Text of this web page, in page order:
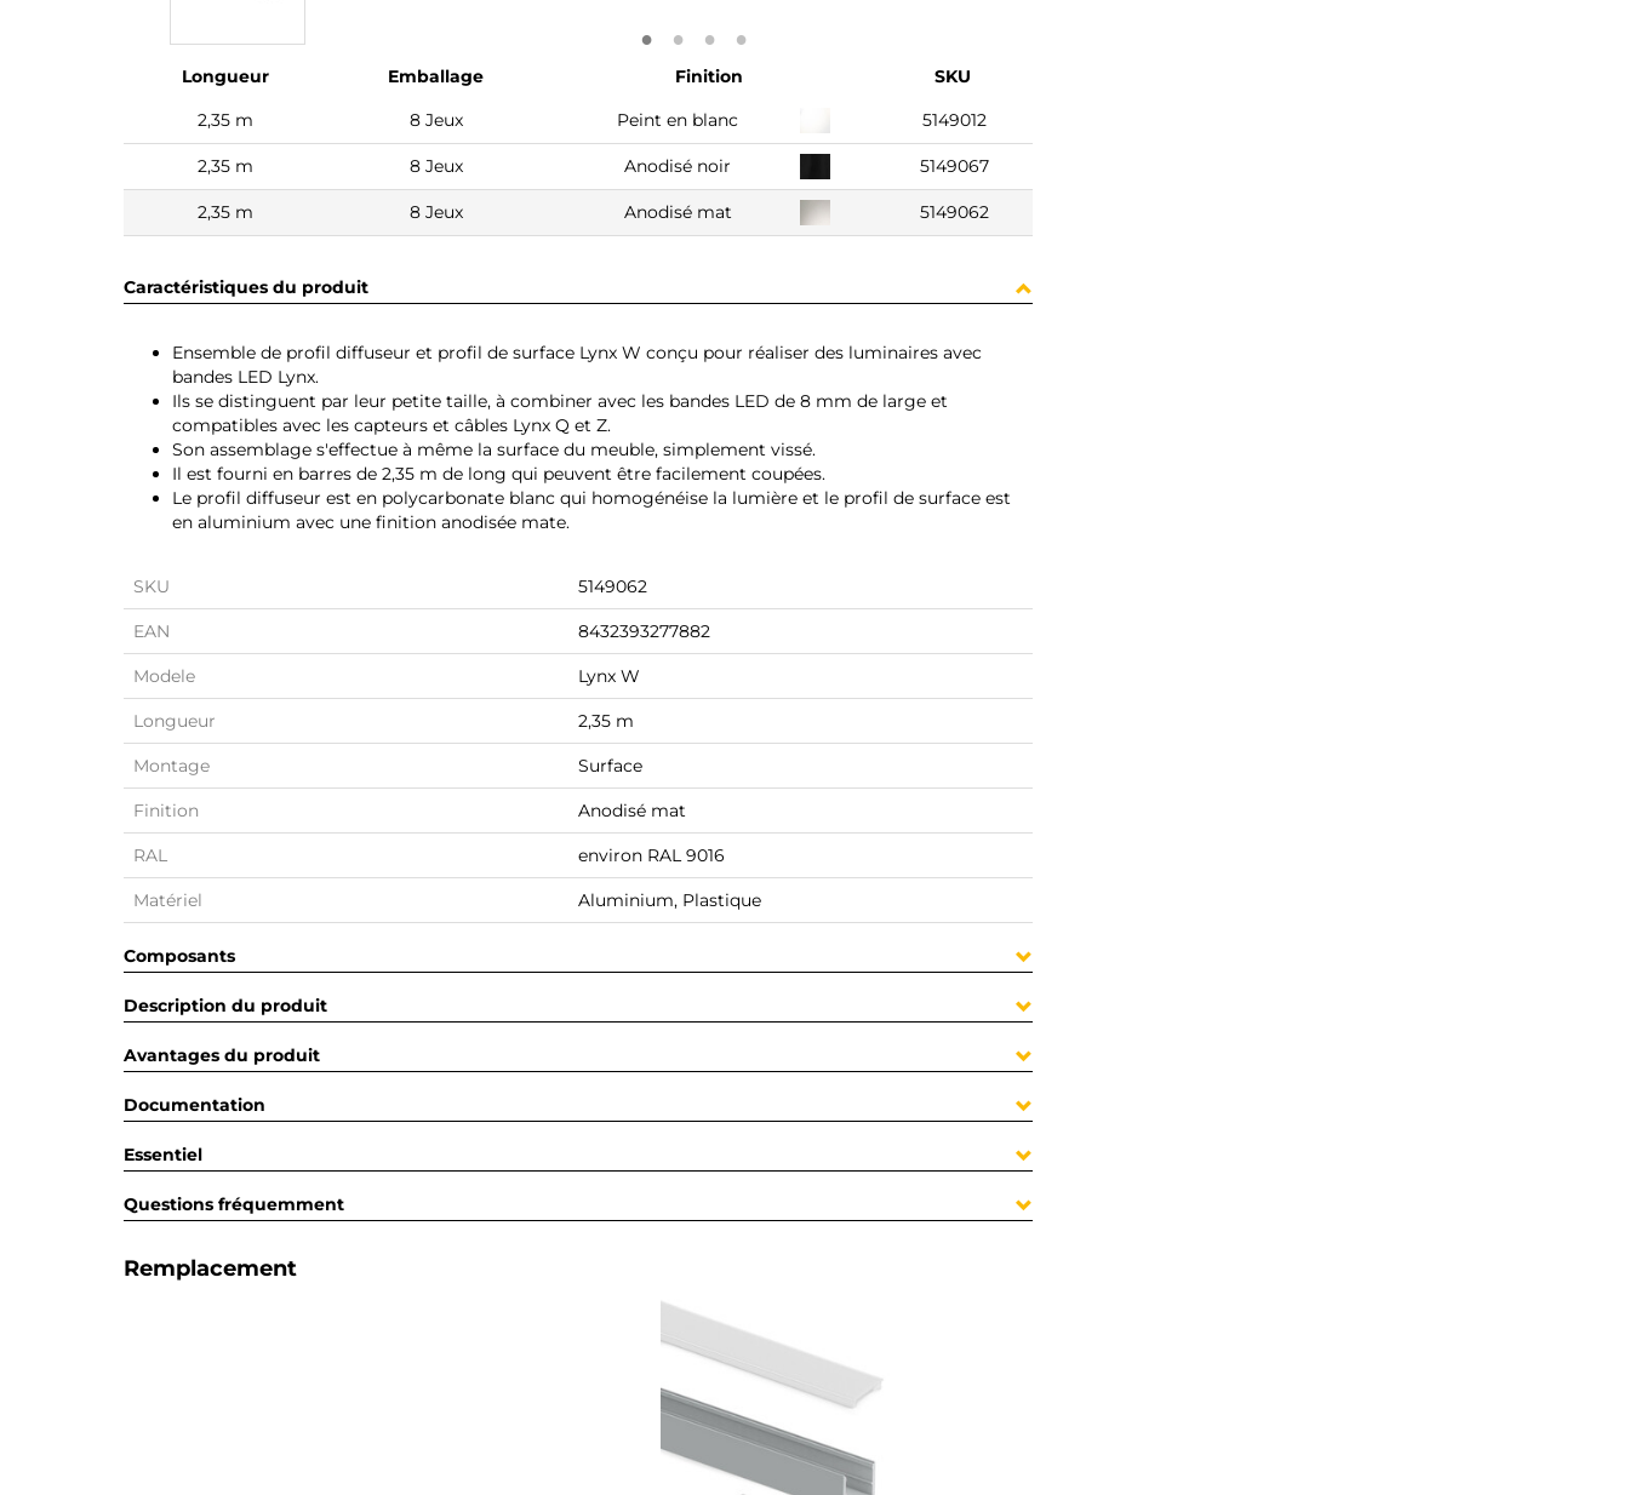
Longueur Emballage Finition
SKU
2,35 m
8 Jeux Peint en blanc 5149012
2,35 m 8 Jeux Anodisé noir 5149067
2,35 m 8 Jeux Anodisé mat 5149062
Caractéristiques du produit
Ensemble de profil diffuseur et profil de surface Lynx W conçu pour réaliser des luminaires avec
bandes LED Lynx.
Ils se distinguent par leur petite taille, à combiner avec les bandes LED de 8 mm de large et
compatibles avec les capteurs et câbles Lynx Q et Z.
Son assemblage s'effectue à même la surface du meuble, simplement vissé.
Il est fourni en barres de 2,35 m de long qui peuvent être facilement coupées.
Le profil diffuseur est en polycarbonate blanc qui homogénéise la lumière et le profil de surface est
en aluminium avec une finition anodisée mate.
SKU 5149062
EAN 8432393277882
Modele Lynx W
Longueur 2,35 m
Montage Surface
Finition Anodisé mat
RAL environ RAL 9016
Matériel Aluminium, Plastique
Composants
Description du produit
Avantages du produit
Documentation
Essentiel
Questions fréquemment
Remplacement